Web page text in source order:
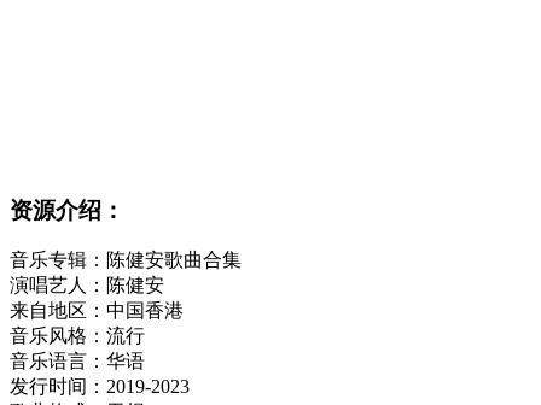
资源介绍：
音乐专辑：陈健安歌曲合集
演唱艺人：陈健安
来自地区：中国香港
音乐风格：流行
音乐语言：华语
发行时间：2019-2023